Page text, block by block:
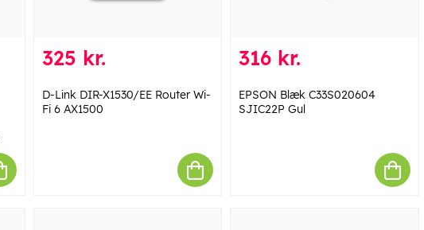
325 kr.
D-Link DIR-X1530/EE Router Wi-
Fi 6 AX1500
316 kr.
EPSON Blæk C33S020604
SJIC22P Gul